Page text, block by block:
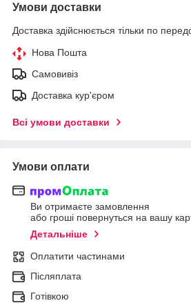
Умови доставки
Доставка здійснюється тільки по
Нова Пошта
Самовивіз
Доставка кур'єром
Всі умови доставки
Умови оплати
Ви отримаєте замовлення
або гроші повернуться на вашу
Детальніше
Оплатити частинами
Післяплата
Готівкою